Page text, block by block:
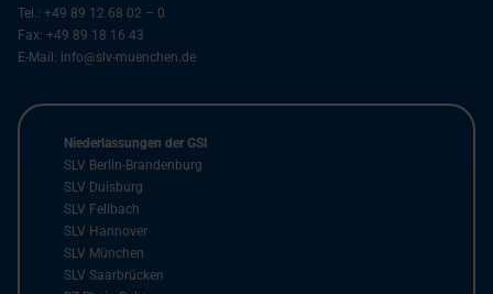
Tel.: +49 89 12 68 02 – 0
Fax: +49 89 18 16 43
E-Mail: info@slv-muenchen.de
Niederlassungen der GSI
SLV Berlin-Brandenburg
SLV Duisburg
SLV Fellbach
SLV Hannover
SLV München
SLV Saarbrücken